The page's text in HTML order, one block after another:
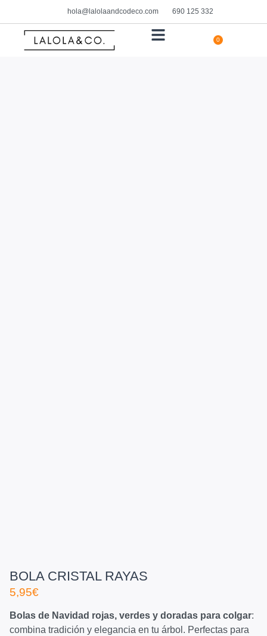
hola@lalolaandcodeco.com 690 125 332
0
BOLA CRISTAL RAYAS
5,95€
Bolas de Navidad rojas, verdes y doradas para colgar:
combina tradición y elegancia en tu árbol. Perfectas para